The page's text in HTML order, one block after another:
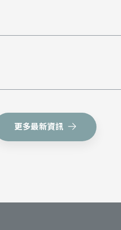
更多最新資訊